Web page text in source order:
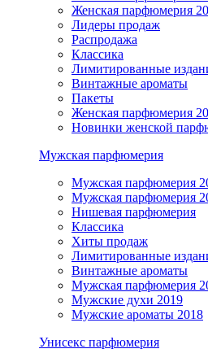
Женская парфюмерия
Лидеры продаж
Распродажа
Классика
Лимитированные
Винтажные ароматы
Пакеты
Женская парфюмерия
Новинки женской
Мужская парфюмерия
Мужская парфюмерия
Мужская парфюмерия
Нишевая парфюмерия
Классика
Хиты продаж
Лимитированные
Винтажные ароматы
Мужская парфюмерия
Мужские духи 2019
Мужские ароматы 2018
Унисекс парфюмерия